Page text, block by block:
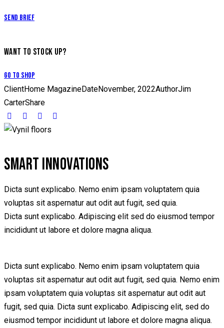
Send Brief
WANT TO STOCK UP?
Go to Shop
ClientHome MagazineDateNovember, 2022AuthorJim
CarterShare
SMART INNOVATIONS
Dicta sunt explicabo. Nemo enim ipsam voluptatem quia
voluptas sit aspernatur aut odit aut fugit, sed quia.
Dicta sunt explicabo. Adipiscing elit sed do eiusmod tempor
incididunt ut labore et dolore magna aliqua.
Dicta sunt explicabo. Nemo enim ipsam voluptatem quia
voluptas sit aspernatur aut odit aut fugit, sed quia. Nemo enim
ipsam voluptatem quia voluptas sit aspernatur aut odit aut
fugit, sed quia. Dicta sunt explicabo. Adipiscing elit, sed do
eiusmod tempor incididunt ut labore et dolore magna aliqua.